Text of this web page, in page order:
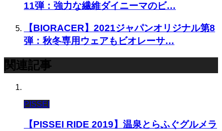
11弾：強力な繊維ダイニーマのビ…
【BIORACER】2021ジャパンオリジナル第8
弾：秋冬専用ウェアもビオレーサ…
関連記事
PISSEI
【PISSEI RIDE 2019】温泉とらふぐグルメラ